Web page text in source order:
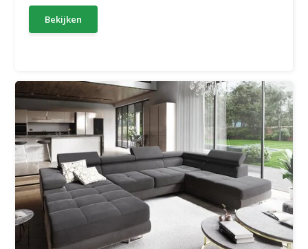
Bekijken